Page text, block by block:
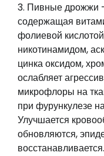
Пивные дрожжи
содержащая
фолиевой
никотинамидом,
цинка оксидом,
ослабляет
микрофлоры на
при фурункулезе
Улучшается
обновляются,
восстанавливается.